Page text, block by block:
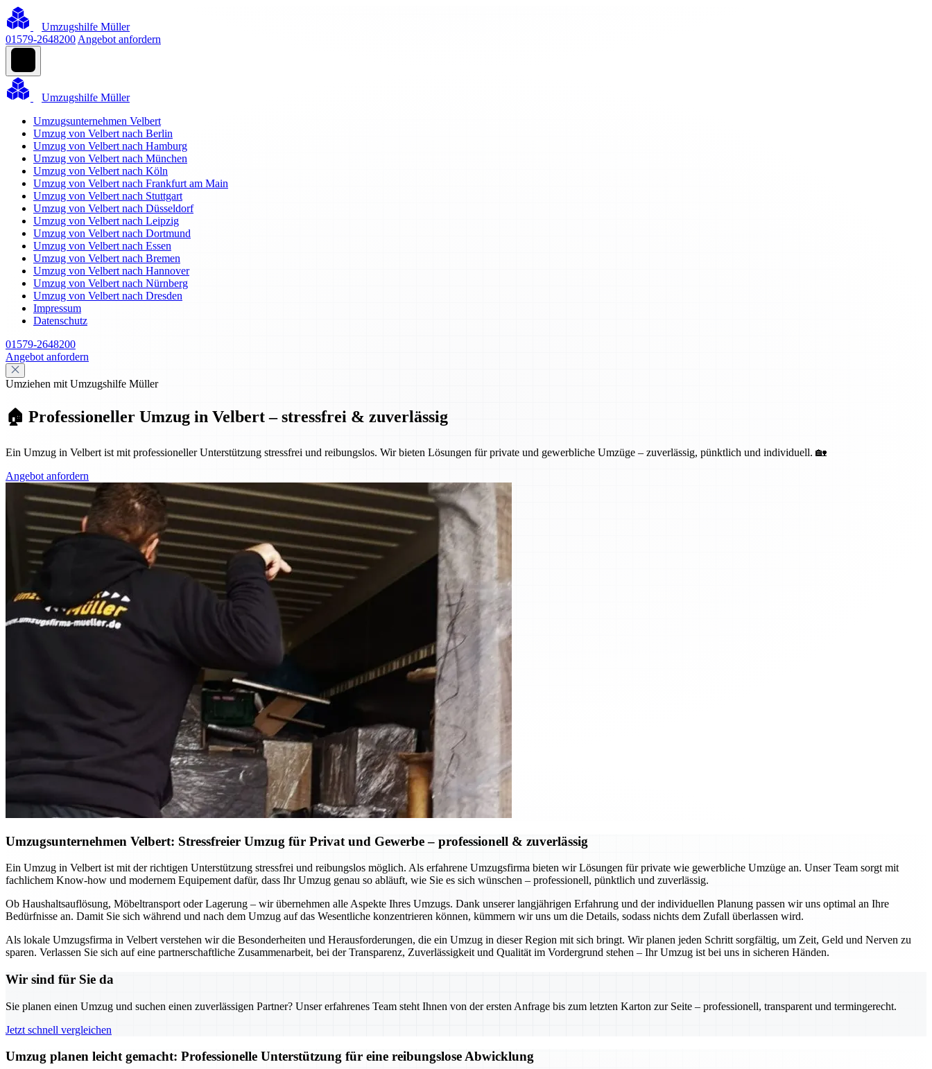
Umzugshilfe Müller
01579-2648200 Angebot anfordern
Umzugshilfe Müller
Umzugsunternehmen Velbert
Umzug von Velbert nach Berlin
Umzug von Velbert nach Hamburg
Umzug von Velbert nach München
Umzug von Velbert nach Köln
Umzug von Velbert nach Frankfurt am Main
Umzug von Velbert nach Stuttgart
Umzug von Velbert nach Düsseldorf
Umzug von Velbert nach Leipzig
Umzug von Velbert nach Dortmund
Umzug von Velbert nach Essen
Umzug von Velbert nach Bremen
Umzug von Velbert nach Hannover
Umzug von Velbert nach Nürnberg
Umzug von Velbert nach Dresden
Impressum
Datenschutz
01579-2648200
Angebot anfordern
Umziehen mit Umzugshilfe Müller
🏠 Professioneller Umzug in Velbert – stressfrei & zuverlässig
Ein Umzug in Velbert ist mit professioneller Unterstützung stressfrei und reibungslos. Wir bieten Lösungen für private und gewerbliche Umzüge – zuverlässig, pünktlich und individuell. 🏡
Angebot anfordern
Umzugsunternehmen Velbert: Stressfreier Umzug für Privat und Gewerbe – professionell & zuverlässig
Ein Umzug in Velbert ist mit der richtigen Unterstützung stressfrei und reibungslos möglich. Als erfahrene Umzugsfirma bieten wir Lösungen für private wie gewerbliche Umzüge an. Unser Team sorgt mit
fachlichem Know-how und modernem Equipement dafür, dass Ihr Umzug genau so abläuft, wie Sie es sich wünschen – professionell, pünktlich und zuverlässig.
Ob Haushaltsauflösung, Möbeltransport oder Lagerung – wir übernehmen alle Aspekte Ihres Umzugs. Dank unserer langjährigen Erfahrung und der individuellen Planung passen wir uns optimal an Ihre
Bedürfnisse an. Damit Sie sich während und nach dem Umzug auf das Wesentliche konzentrieren können, kümmern wir uns um die Details, sodass nichts dem Zufall überlassen wird.
Als lokale Umzugsfirma in Velbert verstehen wir die Besonderheiten und Herausforderungen, die ein Umzug in dieser Region mit sich bringt. Wir planen jeden Schritt sorgfältig, um Zeit, Geld und Nerven zu
sparen. Verlassen Sie sich auf eine partnerschaftliche Zusammenarbeit, bei der Transparenz, Zuverlässigkeit und Qualität im Vordergrund stehen – Ihr Umzug ist bei uns in sicheren Händen.
Wir sind für Sie da
Sie planen einen Umzug und suchen einen zuverlässigen Partner? Unser erfahrenes Team steht Ihnen von der ersten Anfrage bis zum letzten Karton zur Seite – professionell, transparent und termingerecht.
Jetzt schnell vergleichen
Umzug planen leicht gemacht: Professionelle Unterstützung für eine reibungslose Abwicklung